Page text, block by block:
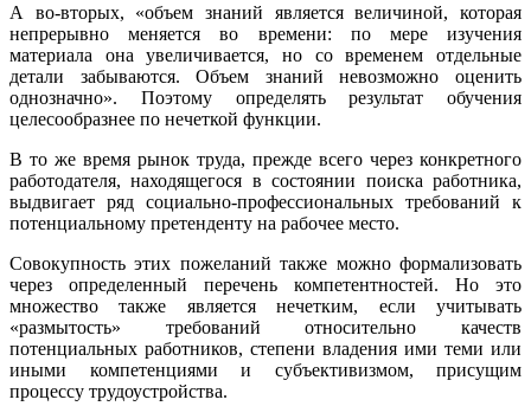
А во-вторых, «объем знаний является величиной, которая
непрерывно меняется во времени: по мере изучения
материала она увеличивается, но со временем отдельные
детали забываются. Объем знаний невозможно оценить
однозначно». Поэтому определять результат обучения
целесообразнее по нечеткой функции.
В то же время рынок труда, прежде всего через конкретного
работодателя, находящегося в состоянии поиска работника,
выдвигает ряд социально-профессиональных требований к
потенциальному претенденту на рабочее место.
Совокупность этих пожеланий также можно формализовать
через определенный перечень компетентностей. Но это
множество также является нечетким, если учитывать
«размытость» требований относительно качеств
потенциальных работников, степени владения ими теми или
иными компетенциями и субъективизмом, присущим
процессу трудоустройства.